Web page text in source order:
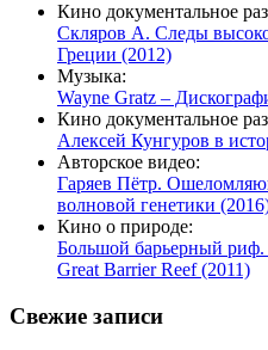
Кино документальное
Скляров А. Следы
Греции (2012)
Музыка:
Wayne Gratz –
Кино документальное
Алексей Кунгуров в
Авторское видео:
Гаряев Пётр.
волновой генетики
Кино о природе:
Большой барьерный риф.
Great Barrier Reef (2011)
Свежие записи